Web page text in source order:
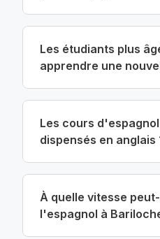
Les étudiants plus
apprendre une
Les cours
dispensés en anglais
À quelle vitesse
l'espagnol à